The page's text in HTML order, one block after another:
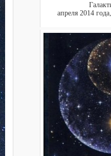
апреля 2014